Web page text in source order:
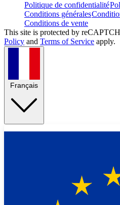
Politique de confidentialité
Conditions générales
Conditions de vente
This site is protected by
Policy and Terms of Service apply.
Français